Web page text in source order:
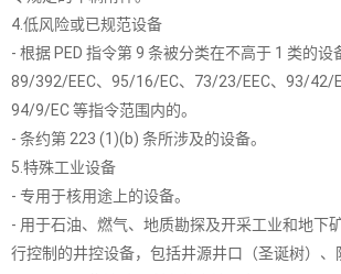
4.低风险或已规范设备
- 根据 PED 指令第 9 条被分类在不高于 1 类的设
89/392/EEC、95/16/EC、73/23/EEC、93/42/
94/9/EC 等指令范围内的。
- 条约第 223 (1)(b) 条所涉及的设备。
5.特殊工业设备
- 专用于核用途上的设备。
- 用于石油、燃气、地质勘探及开采工业和地下
行控制的井控设备，包括井源井口（圣诞树）、